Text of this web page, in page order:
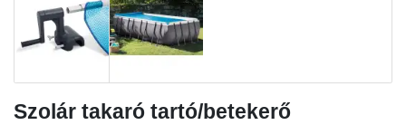
Szolár takaró tartó/betekerő